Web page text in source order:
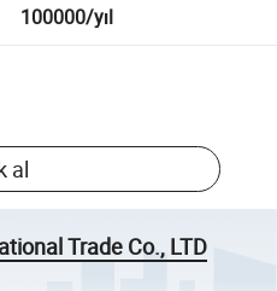
100000/yıl
al
Trade Co., LTD